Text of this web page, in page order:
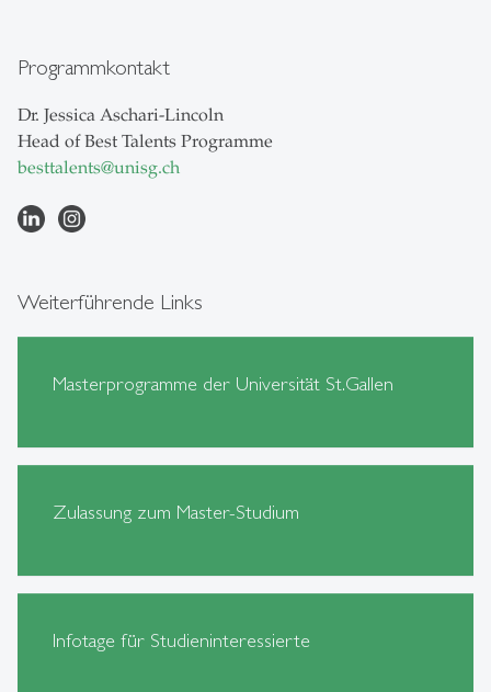
Programmkontakt
Dr. Jessica Aschari-Lincoln
Head of Best Talents Programme
besttalents@unisg.ch
Weiterführende Links
Masterprogramme der Universität St.Gallen
Zulassung zum Master-Studium
Infotage für Studieninteressierte